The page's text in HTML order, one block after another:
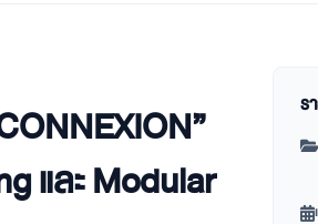
และ Modular
ร